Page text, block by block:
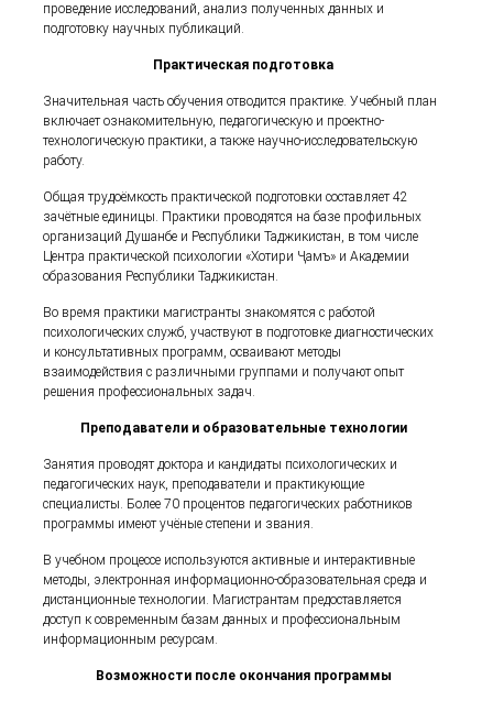
проведение исследований, анализ полученных данных и
подготовку научных публикаций.
Практическая подготовка
Значительная часть обучения отводится практике. Учебный план
включает ознакомительную, педагогическую и проектно-
технологическую практики, а также научно-исследовательскую
работу.
Общая трудоёмкость практической подготовки составляет 42
зачётные единицы. Практики проводятся на базе профильных
организаций Душанбе и Республики Таджикистан, в том числе
Центра практической психологии «Хотири Ҷамъ» и Академии
образования Республики Таджикистан.
Во время практики магистранты знакомятся с работой
психологических служб, участвуют в подготовке диагностических
и консультативных программ, осваивают методы
взаимодействия с различными группами и получают опыт
решения профессиональных задач.
Преподаватели и образовательные технологии
Занятия проводят доктора и кандидаты психологических и
педагогических наук, преподаватели и практикующие
специалисты. Более 70 процентов педагогических работников
программы имеют учёные степени и звания.
В учебном процессе используются активные и интерактивные
методы, электронная информационно-образовательная среда и
дистанционные технологии. Магистрантам предоставляется
доступ к современным базам данных и профессиональным
информационным ресурсам.
Возможности после окончания программы